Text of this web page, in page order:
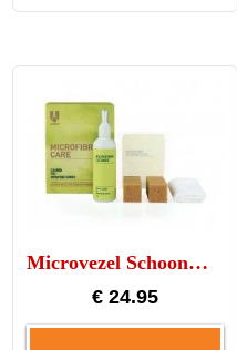
Microvezel Schoonmaak Set
€ 24.95